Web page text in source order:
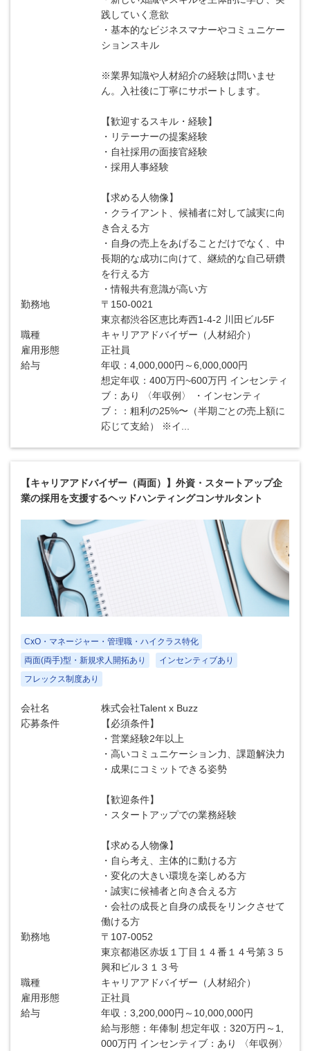
践していく意欲
・基本的なビジネスマナーやコミュニケー
ションスキル
※業界知識や人材紹介の経験は問いませ
ん。入社後に丁寧にサポートします。
【歓迎するスキル・経験】
・リテーナーの提案経験
・自社採用の面接官経験
・採用人事経験
【求める人物像】
・クライアント、候補者に対して誠実に向
き合える方
・自身の売上をあげることだけでなく、中
長期的な成功に向けて、継続的な自己研鑽
を行える方
・情報共有意識が高い方
勤務地
〒150-0021
東京都渋谷区恵比寿西1-4-2 川田ビル5F
職種
キャリアアドバイザー（人材紹介）
雇用形態
正社員
給与
年収：4,000,000円～6,000,000円
想定年収：400万円~600万円 インセンティ
ブ：あり 〈年収例〉 ・インセンティ
ブ：：粗利の25%〜（半期ごとの売上額に
応じて支給） ※イ...
【キャリアアドバイザー（両面）】外資・スタートアップ企
業の採用を支援するヘッドハンティングコンサルタント
CxO・マネージャー・管理職・ハイクラス特化
両面(両手)型・新規求人開拓あり
インセンティブあり
フレックス制度あり
会社名
株式会社Talent x Buzz
応募条件
【必須条件】
・営業経験2年以上
・高いコミュニケーション力、課題解決力
・成果にコミットできる姿勢
【歓迎条件】
・スタートアップでの業務経験
【求める人物像】
・自ら考え、主体的に動ける方
・変化の大きい環境を楽しめる方
・誠実に候補者と向き合える方
・会社の成長と自身の成長をリンクさせて
働ける方
勤務地
〒107-0052
東京都港区赤坂１丁目１４番１４号第３５
興和ビル３１３号
職種
キャリアアドバイザー（人材紹介）
雇用形態
正社員
給与
年収：3,200,000円～10,000,000円
給与形態：年俸制 想定年収：320万円～1,
000万円 インセンティブ：あり 〈年収例〉